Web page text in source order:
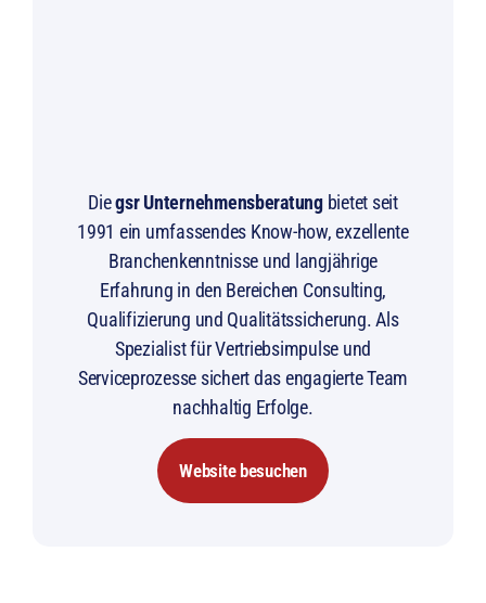
DiegsrUnternehmensberatungbietet seit
1991 ein umfassendes Know-how,exzellente
Branchenkenntnisse und langjährige
Erfahrung in den Bereichen Consulting,
Qualifizierung und Qualitätssicherung. Als
Spezialist fürVertriebsimpulse und
Serviceprozesse sichert das engagierte Team
nachhaltig Erfolge.
Website besuchen